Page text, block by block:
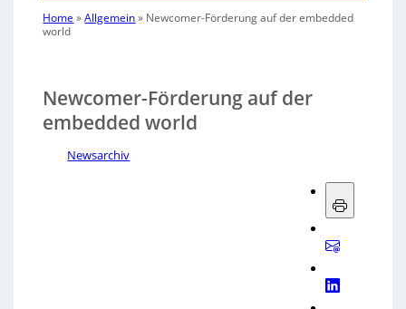
Home »Allgemein» Newcomer-Förderung auf der embedded
world
Newcomer-Förderung auf der
embedded world
Newsarchiv